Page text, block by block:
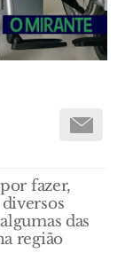
fazer,
das
região